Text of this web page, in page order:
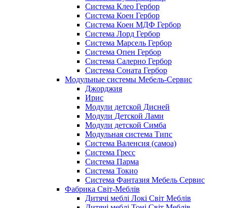
Система Клео Гербор
Система Коен Гербор
Система Коен МДФ Гербор
Система Лорд Гербор
Система Марсель Гербор
Система Опен Гербор
Система Салерно Гербор
Система Соната Гербор
Модульные системы Мебель-Сервис
Джорджия
Ирис
Модули детской Дисней
Модули Детской Лами
Модули детской Симба
Модульная система Типс
Система Валенсия (самоа)
Система Гресс
Система Парма
Система Токио
Система Фантазия Мебель Сервис
Фабрика Світ-Меблів
Дитячі меблі Локі Світ Меблів